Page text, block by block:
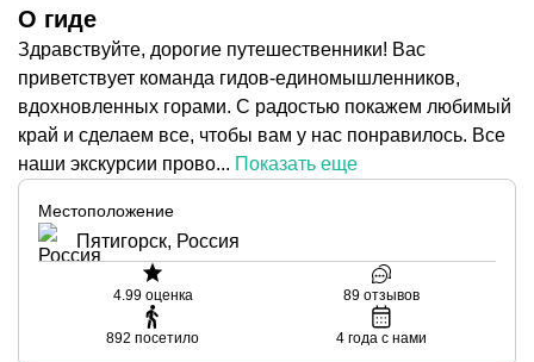
О гиде
Здравствуйте, дорогие путешественники! Вас
приветствует команда гидов-единомышленников,
вдохновленных горами. С радостью покажем любимый
край и сделаем все, чтобы вам у нас понравилось. Все
наши экскурсии прово... Показать еще
Местоположение
Пятигорск, Россия
4.99оценка 89 отзывов
892 посетило 4 года с нами